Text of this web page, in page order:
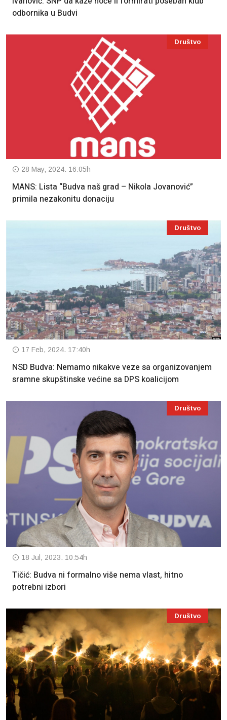
odbornika u Budvi
Društvo
28 May, 2024. 16:05h
MANS: Lista “Budva naš grad – Nikola Jovanović”
primila nezakonitu donaciju
Društvo
17 Feb, 2024. 17:40h
NSD Budva: Nemamo nikakve veze sa organizovanjem
sramne skupštinske većine sa DPS koalicijom
Društvo
18 Jul, 2023. 10:54h
Tičić: Budva ni formalno više nema vlast, hitno
potrebni izbori
Društvo